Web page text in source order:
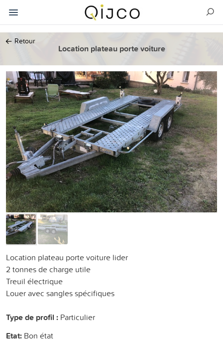
← Retour
Location plateau porte voiture
Location plateau porte voiture lider
2 tonnes de charge utile
Treuil électrique
Louer avec sangles spécifiques
Type de profil : Particulier
Etat: Bon état